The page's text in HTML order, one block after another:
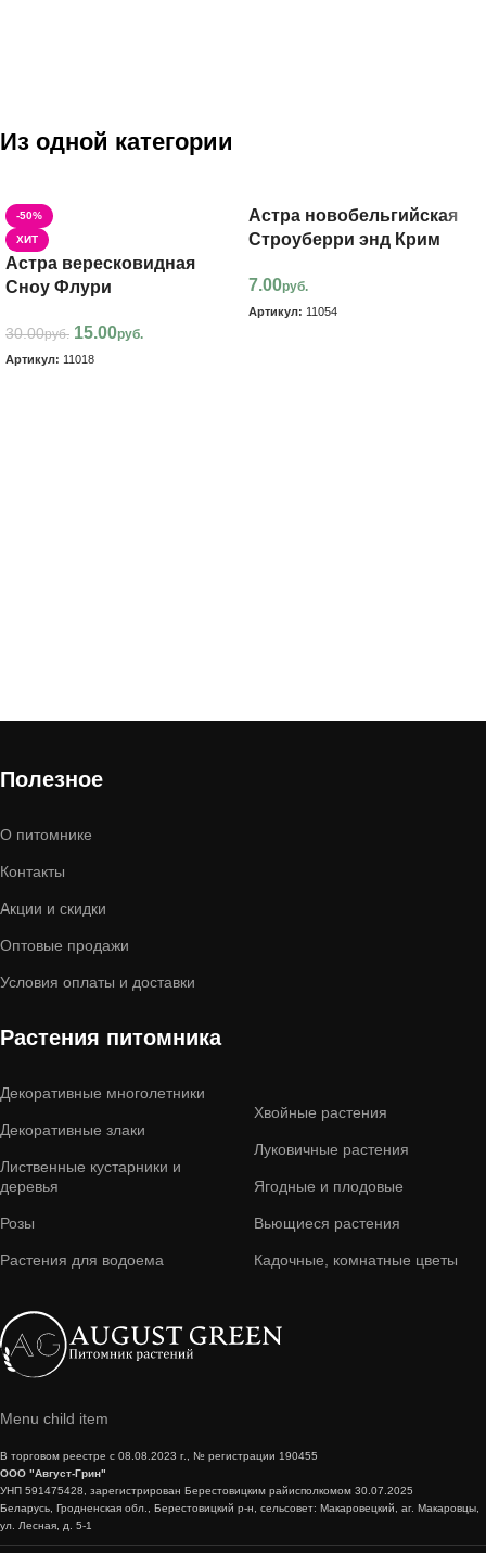
Из одной категории
-50%
ХИТ
Астра вересковидная
Сноу Флури
30.00руб. 15.00руб.
Артикул: 11018
Астра новобельгийская
Строуберри энд Крим
7.00руб.
Артикул: 11054
Полезное
О питомнике
Контакты
Акции и скидки
Оптовые продажи
Условия оплаты и доставки
Растения питомника
Декоративные многолетники
Декоративные злаки
Лиственные кустарники и
деревья
Розы
Растения для водоема
Хвойные растения
Луковичные растения
Ягодные и плодовые
Вьющиеся растения
Кадочные, комнатные цветы
Menu child item
В торговом реестре с 08.08.2023 г., № регистрации 190455
ООО "Август-Грин"
УНП 591475428, зарегистрирован Берестовицким райисполкомом 30.07.2025
Беларусь, Гродненская обл., Берестовицкий р-н, сельсовет: Макаровецкий, аг. Макаровцы,
ул. Лесная, д. 5-1